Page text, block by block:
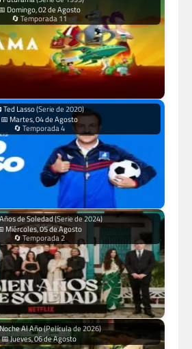
Domingo, 02 de Agosto
🔄 Temporada 11
Ted Lasso(Serie de 2020)
📅 Martes, 04 de Agosto
🔄 Temporada 4
de Soledad(Serie de 2024)
Miércoles, 05 de Agosto
🔄 Temporada 2
Al Año(Película de 2026)
📅 Jueves, 06 de Agosto